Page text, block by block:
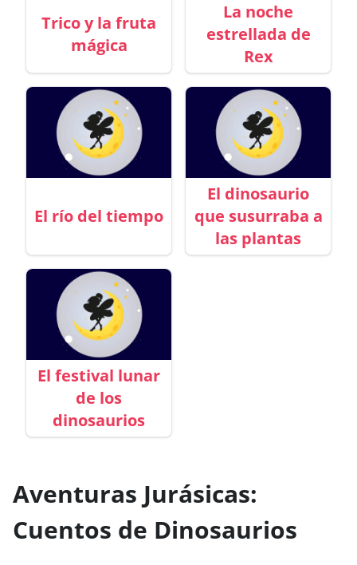
Trico y la fruta
mágica
La noche
estrellada de
Rex
El río del tiempo
El dinosaurio
que susurraba a
las plantas
El festival lunar
de los
dinosaurios
Aventuras Jurásicas:
Cuentos de Dinosaurios